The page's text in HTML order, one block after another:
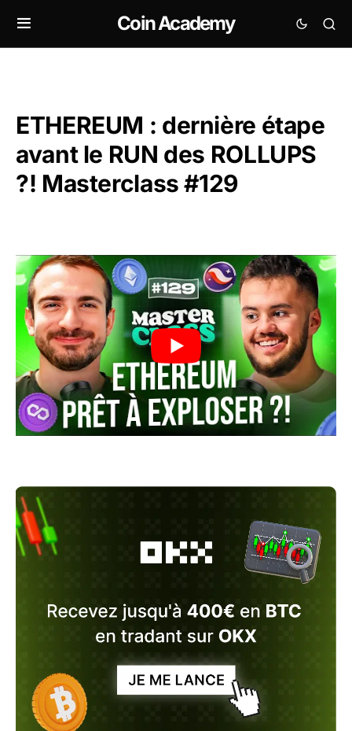
Coin Academy
ETHEREUM : dernière étape
avant le RUN des ROLLUPS
?! Masterclass #129